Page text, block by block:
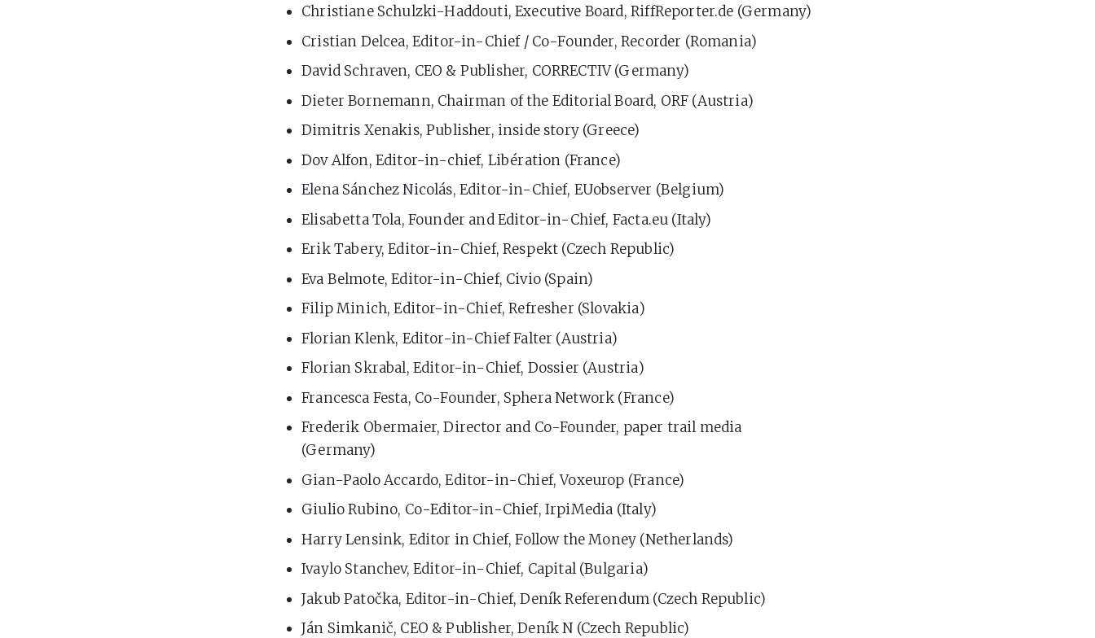
Christiane Schulzki-Haddouti, Executive Board, RiffReporter.de (Germany)
Cristian Delcea, Editor-in-Chief / Co-Founder, Recorder (Romania)
David Schraven, CEO & Publisher, CORRECTIV (Germany)
Dieter Bornemann, Chairman of the Editorial Board, ORF (Austria)
Dimitris Xenakis, Publisher, inside story (Greece)
Dov Alfon, Editor-in-chief, Libération (France)
Elena Sánchez Nicolás, Editor-in-Chief, EUobserver (Belgium)
Elisabetta Tola, Founder and Editor-in-Chief, Facta.eu (Italy)
Erik Tabery, Editor-in-Chief, Respekt (Czech Republic)
Eva Belmote, Editor-in-Chief, Civio (Spain)
Filip Minich, Editor-in-Chief, Refresher (Slovakia)
Florian Klenk, Editor-in-Chief Falter (Austria)
Florian Skrabal, Editor-in-Chief, Dossier (Austria)
Francesca Festa, Co-Founder, Sphera Network (France)
Frederik Obermaier, Director and Co-Founder, paper trail media
(Germany)
Gian-Paolo Accardo, Editor-in-Chief, Voxeurop (France)
Giulio Rubino, Co-Editor-in-Chief, IrpiMedia (Italy)
Harry Lensink, Editor in Chief, Follow the Money (Netherlands)
Ivaylo Stanchev, Editor-in-Chief, Capital (Bulgaria)
Jakub Patočka, Editor-in-Chief, Deník Referendum (Czech Republic)
Ján Simkanič, CEO & Publisher, Deník N (Czech Republic)